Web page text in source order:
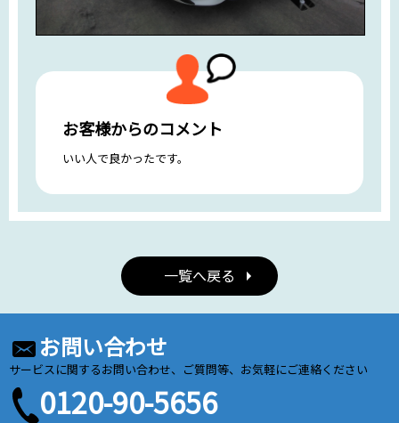
お客様からのコメント
いい人で良かったです。
一覧へ戻る
お問い合わせ
サービスに関するお問い合わせ、ご質問等、お気軽にご連絡ください
0120-90-5656